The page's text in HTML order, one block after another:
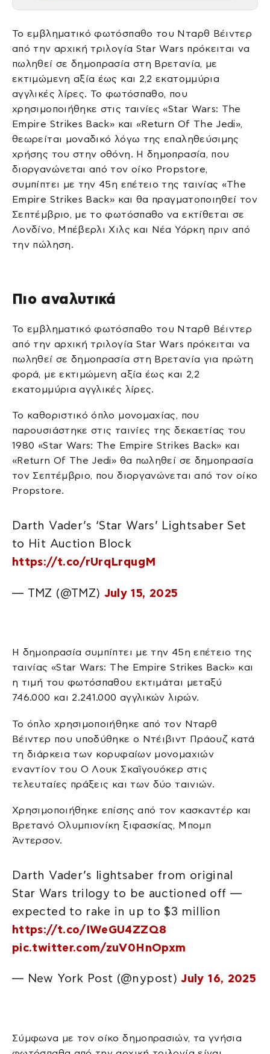
Το εμβληματικό φωτόσπαθο του Νταρθ Βέιντερ
από την αρχική τριλογία Star Wars πρόκειται να
πωληθεί σε δημοπρασία στη Βρετανία, με
εκτιμώμενη αξία έως και 2,2 εκατομμύρια
αγγλικές λίρες. Το φωτόσπαθο, που
χρησιμοποιήθηκε στις ταινίες «Star Wars: The
Empire Strikes Back» και «Return Of The Jedi»,
θεωρείται μοναδικό λόγω της επαληθεύσιμης
χρήσης του στην οθόνη. Η δημοπρασία, που
διοργανώνεται από τον οίκο Propstore,
συμπίπτει με την 45η επέτειο της ταινίας «The
Empire Strikes Back» και θα πραγματοποιηθεί τον
Σεπτέμβριο, με το φωτόσπαθο να εκτίθεται σε
Λονδίνο, Μπέβερλι Χιλς και Νέα Υόρκη πριν από
την πώληση.
Πιο αναλυτικά
Το εμβληματικό φωτόσπαθο του Νταρθ Βέιντερ
από την αρχική τριλογία Star Wars πρόκειται να
πωληθεί σε δημοπρασία στη Βρετανία για πρώτη
φορά, με εκτιμώμενη αξία έως και 2,2
εκατομμύρια αγγλικές λίρες.
Το καθοριστικό όπλο μονομαχίας, που
παρουσιάστηκε στις ταινίες της δεκαετίας του
1980 «Star Wars: The Empire Strikes Back» και
«Return Of The Jedi» θα πωληθεί σε δημοπρασία
τον Σεπτέμβριο, που διοργανώνεται από τον οίκο
Propstore.
Darth Vader’s ‘Star Wars’ Lightsaber Set
to Hit Auction Block
https://t.co/rUrqLrqugM
— TMZ (@TMZ) July 15, 2025
Η δημοπρασία συμπίπτει με την 45η επέτειο της
ταινίας «Star Wars: The Empire Strikes Back» και
η τιμή του φωτόσπαθου εκτιμάται μεταξύ
746.000 και 2.241.000 αγγλικών λιρών.
Το όπλο χρησιμοποιήθηκε από τον Νταρθ
Βέιντερ που υποδύθηκε ο Ντέιβιντ Πράουζ κατά
τη διάρκεια των κορυφαίων μονομαχιών
εναντίον του Ο Λουκ Σκαϊγουόκερ στις
τελευταίες πράξεις και των δύο ταινιών.
Χρησιμοποιήθηκε επίσης από τον κασκαντέρ και
Βρετανό Ολυμπιονίκη ξιφασκίας, Μπομπ
Άντερσον.
Darth Vader’s lightsaber from original
Star Wars trilogy to be auctioned off —
expected to rake in up to $3 million
https://t.co/IWeGU4ZZQ8
pic.twitter.com/zuV0HnOpxm
— New York Post (@nypost)July 16, 2025
Σύμφωνα με τον οίκο δημοπρασιών, τα γνήσια